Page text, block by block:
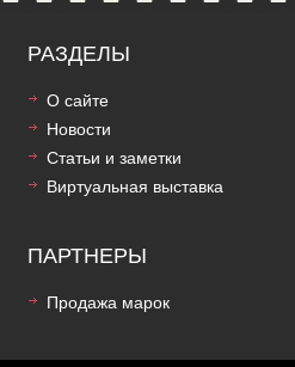
РАЗДЕЛЫ
О сайте
Новости
Статьи и заметки
Виртуальная выставка
ПАРТНЕРЫ
Продажа марок